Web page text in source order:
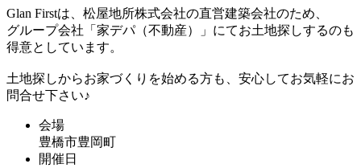
Glan Firstは、松屋地所株式会社の直営建築会社のため、
グループ会社「家デパ（不動産）」にてお土地探しするのも
得意としています。
土地探しからお家づくりを始める方も、安心してお気軽にお
問合せ下さい♪
会場
豊橋市豊岡町
開催日